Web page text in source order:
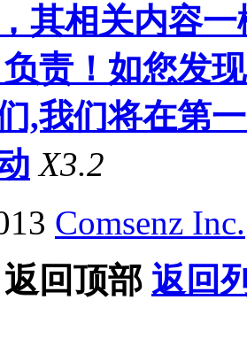
其相关内容
负责！如您发
,我们将在第
X3.2
Comsenz Inc.
返回顶部 返回